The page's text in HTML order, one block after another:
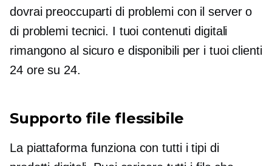
dovrai preoccuparti di problemi con il server o
di problemi tecnici. I tuoi contenuti digitali
rimangono al sicuro e disponibili per i tuoi clienti
24 ore su 24.
Supporto file flessibile
La piattaforma funziona con tutti i tipi di